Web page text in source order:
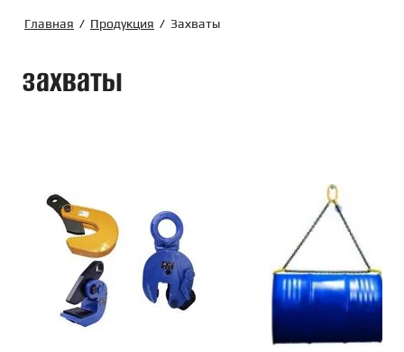
Главная / Продукция / Захваты
захваты